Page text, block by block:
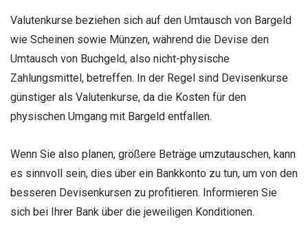
Valutenkurse beziehen sich auf den Umtausch von Bargeld
wie Scheinen sowie Münzen, während die Devise den
Umtausch von Buchgeld, also nicht-physische
Zahlungsmittel, betreffen. In der Regel sind Devisenkurse
günstiger als Valutenkurse, da die Kosten für den
physischen Umgang mit Bargeld entfallen.
Wenn Sie also planen, größere Beträge umzutauschen, kann
es sinnvoll sein, dies über ein Bankkonto zu tun, um von den
besseren Devisenkursen zu profitieren. Informieren Sie
sich bei Ihrer Bank über die jeweiligen Konditionen.